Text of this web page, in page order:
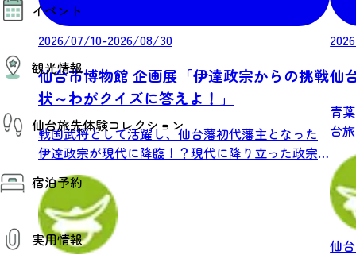
AIおまかせコース
オリジナルプラン
みんなの旅行記
イベント
イベント情報
その他イベント情報（音楽・展示会）
スポーツ情報
コンベンション情報
観光情報
観光スポット
温泉
美味いもの
季節のイベント
プロスポーツチーム・プロオーケストラ
仙台の銘品
仙台夜時間
宿泊施設
仙台観光マップ
仙台旅先体験コレクション
仙台旅先体験コレクション
体験プログラム検索（予約）
体験事業者からのお知らせ
体験トピックス
体験事業者
宿泊予約
宿泊予約
実用情報
2026/07/10-2026/08/30
仙台市博物館 企画展「伊達政宗からの挑戦
状～わがクイズに答えよ！」
戦国武将として活躍し、仙台藩初代藩主となった
伊達政宗が現代に降臨！？現代に降り立った政宗
が、博...
仙
青
台
仙